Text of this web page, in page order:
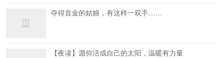
夺得首金的姑娘，有这样一双手……
【夜读】愿你活成自己的太阳，温暖有力量